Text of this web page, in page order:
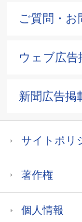
ご質問・お
ウェブ広告
新聞広告掲
サイトポリ
著作権
個人情報